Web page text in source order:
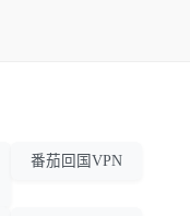
番茄回国VPN